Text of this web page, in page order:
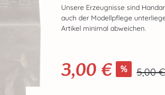
Unsere Erzeugnisse sind
auch der Modellpflege
Artikel minimal abweichen.
Verkaufspreis:
3,00 € % 5,00 €